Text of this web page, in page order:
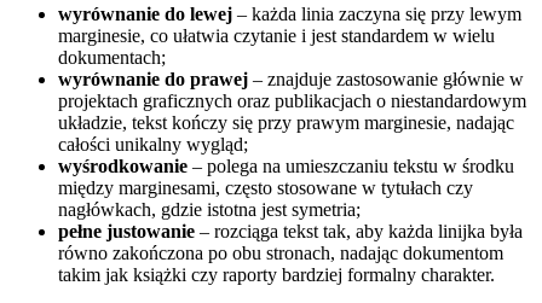
wyrównanie do lewej – każda linia zaczyna się przy lewym
marginesie, co ułatwia czytanie i jest standardem w wielu
dokumentach;
wyrównanie do prawej – znajduje zastosowanie głównie w
projektach graficznych oraz publikacjach o niestandardowym
układzie, tekst kończy się przy prawym marginesie, nadając
całości unikalny wygląd;
wyśrodkowanie – polega na umieszczaniu tekstu w środku
między marginesami, często stosowane w tytułach czy
nagłówkach, gdzie istotna jest symetria;
pełne justowanie – rozciąga tekst tak, aby każda linijka była
równo zakończona po obu stronach, nadając dokumentom
takim jak książki czy raporty bardziej formalny charakter.